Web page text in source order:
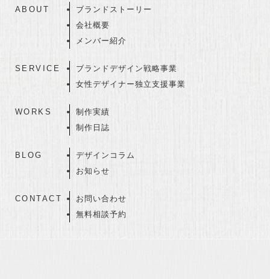
ABOUT
ブランドストーリー
会社概要
メンバー紹介
SERVICE
ブランドデザイン戦略事業
女性デザイナー独立支援事業
WORKS
制作実績
制作日誌
BLOG
デザインコラム
お知らせ
CONTACT
お問い合わせ
無料相談予約